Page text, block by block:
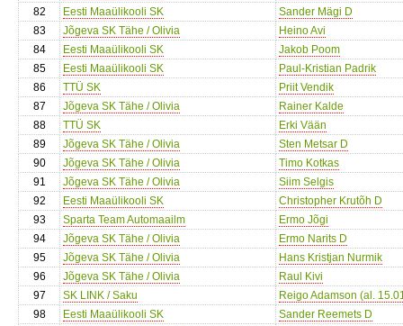
82
Eesti Maaülikooli SK
Sander Mägi D
83
Jõgeva SK Tähe / Olivia
Heino Avi
84
Eesti Maaülikooli SK
Jakob Poom
85
Eesti Maaülikooli SK
Paul-Kristian Padrik
86
TTÜ SK
Priit Vendik
87
Jõgeva SK Tähe / Olivia
Rainer Kalde
88
TTÜ SK
Erki Vään
89
Jõgeva SK Tähe / Olivia
Sten Metsar D
90
Jõgeva SK Tähe / Olivia
Timo Kotkas
91
Jõgeva SK Tähe / Olivia
Siim Selgis
92
Eesti Maaülikooli SK
Christopher Krutõh D
93
Sparta Team Automaailm
Ermo Jõgi
94
Jõgeva SK Tähe / Olivia
Ermo Narits D
95
Jõgeva SK Tähe / Olivia
Hans Kristjan Nurmik
96
Jõgeva SK Tähe / Olivia
Raul Kivi
97
SK LINK / Saku
Reigo Adamson (al.
98
Eesti Maaülikooli SK
Sander Reemets D